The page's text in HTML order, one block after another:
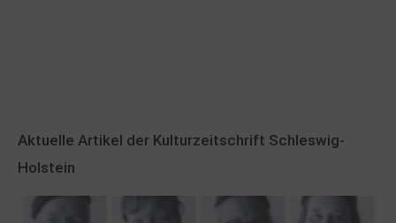
Aktuelle Artikel der Kulturzeitschrift Schleswig-
Holstein